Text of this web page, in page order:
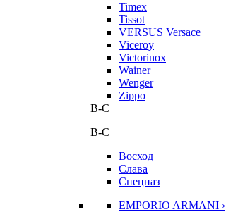
Timex
Tissot
VERSUS Versace
Viceroy
Victorinox
Wainer
Wenger
Zippo
В-С
В-С
Восход
Слава
Спецназ
EMPORIO ARMANI ›